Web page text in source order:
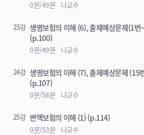
0분/49분 나교수
23강 생명보험의 이해 (6), 출제예상문제(1번
(p.100)
0분/49분 나교수
24강 생명보험의 이해 (7), 출제예상문제 (15
(p.107)
0분/58분 나교수
25강 변액보험의 이해 (1) (p.114)
0분/53분 나교수